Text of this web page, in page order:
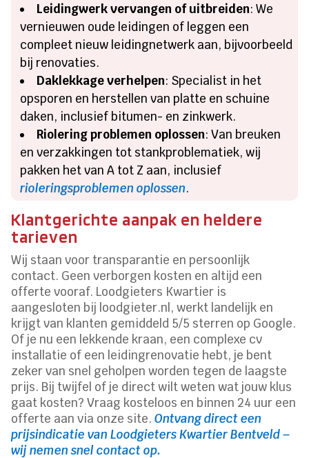
Leidingwerk vervangen of uitbreiden: We
vernieuwen oude leidingen of leggen een
compleet nieuw leidingnetwerk aan, bijvoorbeeld
bij renovaties.
Daklekkage verhelpen: Specialist in het
opsporen en herstellen van platte en schuine
daken, inclusief bitumen- en zinkwerk.
Riolering problemen oplossen: Van breuken
en verzakkingen tot stankproblematiek, wij
pakken het van A tot Z aan, inclusief
rioleringsproblemen oplossen.
Klantgerichte aanpak en heldere
tarieven
Wij staan voor transparantie en persoonlijk
contact. Geen verborgen kosten en altijd een
offerte vooraf. Loodgieters Kwartier is
aangesloten bij loodgieter.nl, werkt landelijk en
krijgt van klanten gemiddeld 5/5 sterren op Google.
Of je nu een lekkende kraan, een complexe cv
installatie of een leidingrenovatie hebt, je bent
zeker van snel geholpen worden tegen de laagste
prijs. Bij twijfel of je direct wilt weten wat jouw klus
gaat kosten? Vraag kosteloos en binnen 24 uur een
offerte aan via onze site.Ontvang direct een
prijsindicatie van Loodgieters Kwartier Bentveld –
wij nemen snel contact op.